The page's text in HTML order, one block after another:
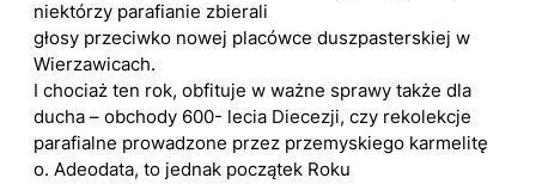
niektórzy parafianie zbierali
głosy przeciwko nowej placówce duszpasterskiej w
Wierzawicach.
I chociaż ten rok, obfituje w ważne sprawy także dla
ducha – obchody 600- lecia Diecezji, czy rekolekcje
parafialne prowadzone przez przemyskiego karmelitę
o. Adeodata, to jednak początek Roku